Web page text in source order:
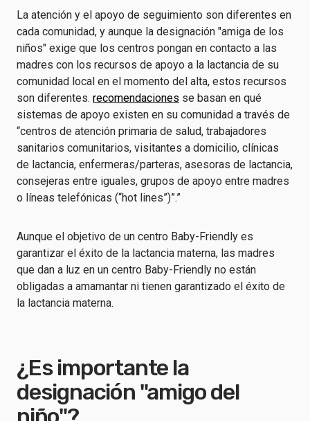
La atención y el apoyo de seguimiento son diferentes en
cada comunidad, y aunque la designación "amiga de los
niños" exige que los centros pongan en contacto a las
madres con los recursos de apoyo a la lactancia de su
comunidad local en el momento del alta, estos recursos
son diferentes. recomendaciones se basan en qué
sistemas de apoyo existen en su comunidad a través de
“centros de atención primaria de salud, trabajadores
sanitarios comunitarios, visitantes a domicilio, clínicas
de lactancia, enfermeras/parteras, asesoras de lactancia,
consejeras entre iguales, grupos de apoyo entre madres
o líneas telefónicas (“hot lines”)”.”
Aunque el objetivo de un centro Baby-Friendly es
garantizar el éxito de la lactancia materna, las madres
que dan a luz en un centro Baby-Friendly no están
obligadas a amamantar ni tienen garantizado el éxito de
la lactancia materna.
¿Es importante la
designación "amigo del